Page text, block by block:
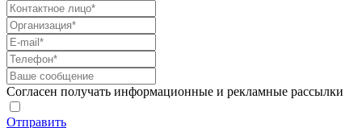
Согласен получать информационные и рекламные рассылки
Отправить